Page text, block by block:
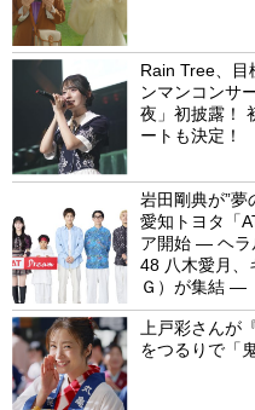
Rain Tree、目
ンマンコンサ
夜」初披露！
ートも決定！
岩田剛典が”夢
愛知トヨタ「
ア開始 ― ヘラ
48 八木愛月、
Ｇ）が集結 ―
上戸彩さんが
をつるりで「